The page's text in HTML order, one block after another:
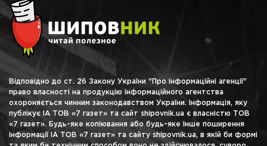
Відповідно до ст. 26 Закону України "Про інформаційні агенції"
право власності на продукцію інформаційного агентства
охороняється чинним законодавством України. Інформація, яку
публікує ІА ТОВ «7 газет» та сайт shipovnik.ua є власністю ТОВ
«7 газет». Будь-яке копіювання або будь-яке інше поширення
інформації ІА ТОВ «7 газет» та сайту shipovnik.ua, в якій би формі